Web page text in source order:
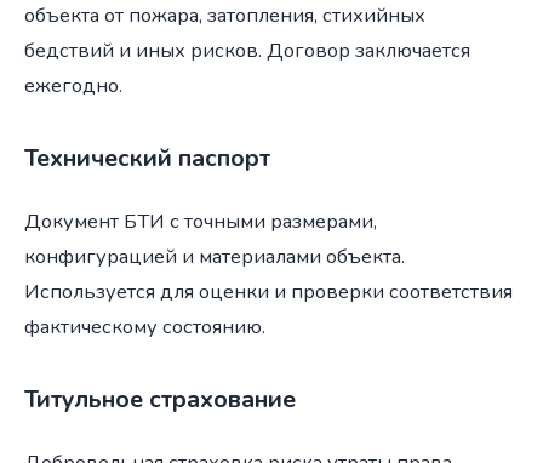
объекта от пожара, затопления, стихийных
бедствий и иных рисков. Договор заключается
ежегодно.
Технический паспорт
Документ БТИ с точными размерами,
конфигурацией и материалами объекта.
Используется для оценки и проверки соответствия
фактическому состоянию.
Титульное страхование